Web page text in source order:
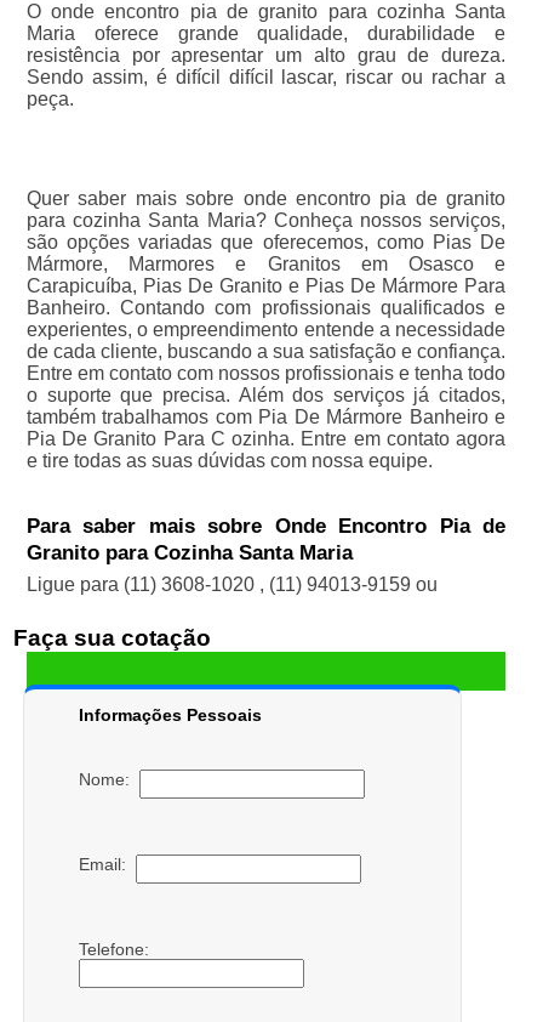
O onde encontro pia de granito para cozinha Santa
Maria oferece grande qualidade, durabilidade e
resistência por apresentar um alto grau de dureza.
Sendo assim, é difícil difícil lascar, riscar ou rachar a
peça.
Quer saber mais sobre onde encontro pia de granito
para cozinha Santa Maria? Conheça nossos serviços,
são opções variadas que oferecemos, como Pias De
Mármore, Marmores e Granitos em Osasco e
Carapicuíba, Pias De Granito e Pias De Mármore Para
Banheiro. Contando com profissionais qualificados e
experientes, o empreendimento entende a necessidade
de cada cliente, buscando a sua satisfação e confiança.
Entre em contato com nossos profissionais e tenha todo
o suporte que precisa. Além dos serviços já citados,
também trabalhamos com Pia De Mármore Banheiro e
Pia De Granito Para C ozinha. Entre em contato agora
e tire todas as suas dúvidas com nossa equipe.
Para saber mais sobre Onde Encontro Pia de
Granito para Cozinha Santa Maria
Ligue para (11) 3608-1020 , (11) 94013-9159 ou
Faça sua cotação
Informações Pessoais
Nome:
Email:
Telefone: